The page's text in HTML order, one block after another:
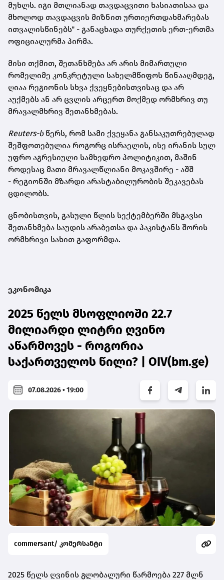
მუხლს. იგი მთლიანად თავდაცვითი ხასიათისაა და
მხოლოდ თავდაცვის მიზნით ურთიერთდახმარებას
ითვალისწინებს" - განაცხადა თურქეთის ერთ-ერთმა
ოფიციალურმა პირმა.
მისი თქმით, შეთანხმება არ არის მიმართული
რომელიმე კონკრეტული სახელმწიფოს წინააღმდეგ,
ღიაა რეგიონის სხვა ქვეყნებისთვისაც და არ
აუქმებს ან არ ცვლის არცერთ მოქმედ ორმხრივ თუ
მრავალმხრივ შეთანხმებას.
Reuters-სწერს, რომ სამი ქვეყანა განსაკუთრებულად
შეშფოთებულია როგორც ისრაელის, ისე ირანის სულ
უფრო აგრესიული სამხედრო პოლიტიკით, მაშინ
როდესაც მათი მრავალწლიანი მოკავშირე - აშშ
- რეგიონში მზარდი არასტაბილურობის შეკავებას
ცდილობს.
ცნობისთვის, გასული წლის სექტემბერში მსგავსი
შეთანხმება საუდის არაბეთსა და პაკისტანს შორის
ორმხრივი სახით გაფორმდა.
ეკონომიკა
2025 წელს მსოფლიოში 22.7
მილიარდი ლიტრი ღვინო
აწარმოვეს - როგორია
საქართველოს წილი? | OIV(bm.ge)
07.08.2026 • 19:00
commersant/ კომერსანტი
2025 წელს ღვინის გლობალური წარმოება 227 მლნ